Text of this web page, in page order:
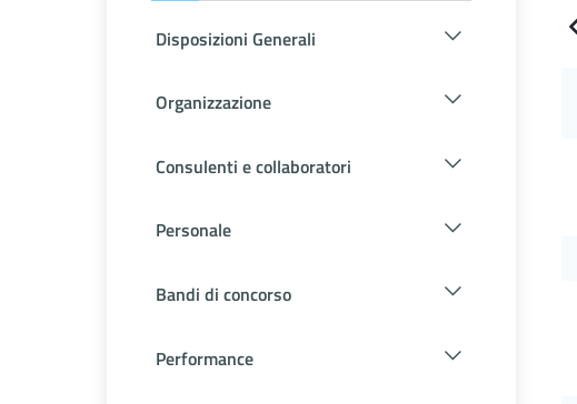
Disposizioni Generali
Organizzazione
Consulenti e collaboratori
Personale
Bandi di concorso
Performance